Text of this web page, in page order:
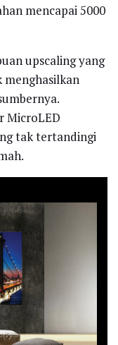
mencapai 5000
upscaling yang
menghasilkan
MicroLED
tak tertandingi